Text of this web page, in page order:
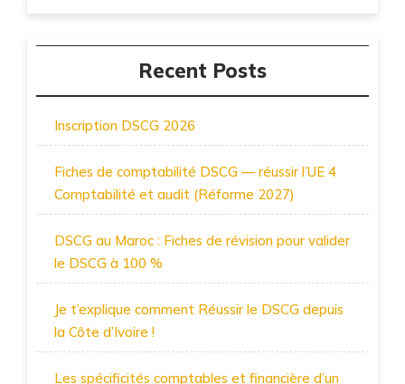
Recent Posts
Inscription DSCG 2026
Fiches de comptabilité DSCG — réussir l’UE 4
Comptabilité et audit (Réforme 2027)
DSCG au Maroc : Fiches de révision pour valider
le DSCG à 100 %
Je t’explique comment Réussir le DSCG depuis
la Côte d’Ivoire !
Les spécificités comptables et financière d’un